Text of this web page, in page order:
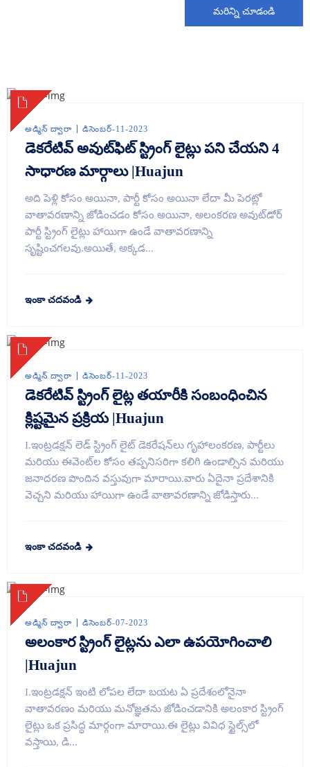
మరిన్ని చూడండి
అడ్మిన్ ద్వారా డిసెంబర్-11-2023
డెకరేటివ్ అవుట్‌ఫిట్ స్ట్రింగ్ లైట్లు పని చేయని 4
సాధారణ మార్గాలు |Huajun
అది పెళ్లి కోసం అయినా, పార్టీ కోసం అయినా లేదా మీ పెరట్లో
వాతావరణాన్ని జోడించడం కోసం అయినా, అలంకరణ అవుట్‌డోర్
పార్టీ స్ట్రింగ్ లైట్లు హాయిగా ఉండే వాతావరణాన్ని
సృష్టించగలవు.అయితే, అక్కడ...
ఇంకా చదవండి
అడ్మిన్ ద్వారా డిసెంబర్-11-2023
డెకరేటివ్ స్ట్రింగ్ లైట్ల తయారీకి సంబంధించిన
క్లిష్టమైన ప్రక్రియ |Huajun
I.ఇంట్రడక్షన్ లెడ్ స్ట్రింగ్ లైట్ డెకరేషన్‌లు గృహాలంకరణ, పార్టీలు
మరియు ఈవెంట్‌ల కోసం తప్పనిసరిగా కలిగి ఉండాల్సిన మరియు
జనాదరణ పొందిన వస్తువుగా మారాయి.వారు ఏదైనా ప్రదేశానికి
వెచ్చని మరియు హాయిగా ఉండే వాతావరణాన్ని జోడిస్తారు...
ఇంకా చదవండి
అడ్మిన్ ద్వారా డిసెంబర్-07-2023
అలంకార స్ట్రింగ్ లైట్లను ఎలా ఉపయోగించాలి
|Huajun
I.ఇంట్రడక్షన్ ఇంటి లోపల లేదా బయట ఏ ప్రదేశంలోనైనా
వాతావరణం మరియు మనోజ్ఞతను జోడించడానికి అలంకార స్ట్రింగ్
లైట్లు ఒక ప్రసిద్ధ మార్గంగా మారాయి.ఈ లైట్లు వివిధ స్టైల్స్‌లో
వస్తాయి, డి...